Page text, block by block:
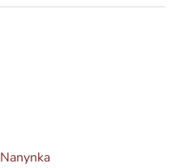
Nanynka